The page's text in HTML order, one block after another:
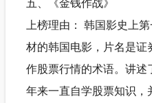
上榜理由： 韩国影史上
材的韩国电影，片名是
作股票行情的术语。讲
年来一直自学股票知识